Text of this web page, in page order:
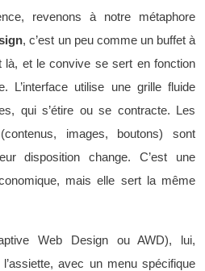
revenons à notre métaphore
, c’est un peu comme un buffet à
et le convive se sert en fonction
L’interface utilise une grille fluide
qui s’étire ou se contracte. Les
images, boutons) sont
disposition change. C’est une
mais elle sert la même
Web Design ou AWD), lui,
avec un menu spécifique